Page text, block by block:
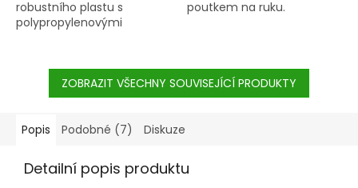
robustního plastu s
polypropylenovými
poutkem na ruku.
ZOBRAZIT VŠECHNY SOUVISEJÍCÍ PRODUKTY
Popis Podobné (7) Diskuze
Detailní popis produktu